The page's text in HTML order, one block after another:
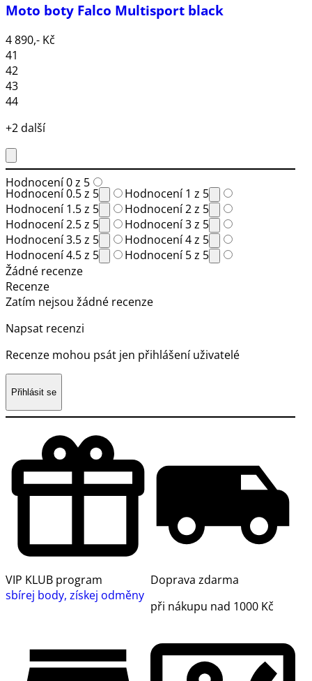
Moto boty Falco Multisport black
4 890,- Kč
41
42
43
44
+2 další
Hodnocení 0 z 5
Hodnocení 0.5 z 5
Hodnocení 1 z 5
Hodnocení 1.5 z 5
Hodnocení 2 z 5
Hodnocení 2.5 z 5
Hodnocení 3 z 5
Hodnocení 3.5 z 5
Hodnocení 4 z 5
Hodnocení 4.5 z 5
Hodnocení 5 z 5
Žádné recenze
Recenze
Zatím nejsou žádné recenze
Napsat recenzi
Recenze mohou psát jen přihlášení uživatelé
Přihlásit se
VIP KLUB program
sbírej body, získej odměny
Doprava zdarma
při nákupu nad 1000 Kč